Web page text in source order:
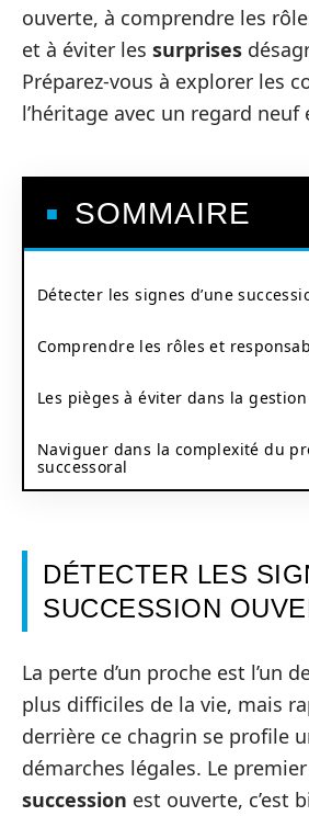
ouverte, à comprendre les
et à éviter les surprises
Préparez-vous à explorer les
l’héritage avec un regard neuf
SOMMAIRE
Détecter les signes d’une
Comprendre les rôles et
Les pièges à éviter dans la
Naviguer dans la complexité du
successoral
DÉTECTER LES
SUCCESSION
La perte d’un proche est l’un
plus difficiles de la vie, mais
derrière ce chagrin se profile
démarches légales. Le
succession est ouverte, c’est